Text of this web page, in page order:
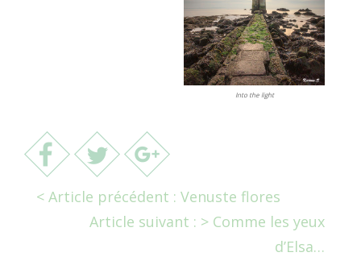
Into the light
< Article précédent : Venuste flores
Article suivant : > Comme les yeux
d’Elsa…